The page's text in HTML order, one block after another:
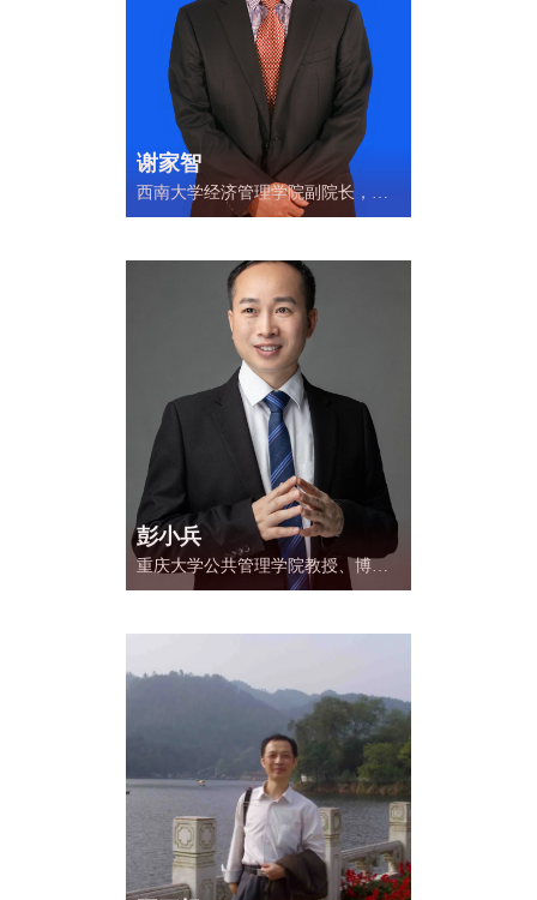
谢家智
西南大学经济管理学院副院长，教
授，博士生导师，重庆市金融学学
桥大学访问学者。
彭小兵
重庆大学公共管理学院教授、博士
后、博导，重庆大学公共经济与公
任，重庆市人口学会常务理事，中
共重庆市委组织部领导干部考试中
心面试考官，重庆市突发事件卫生
应急专家咨询委员会委员，重庆市
人力资源和社会保障局、重庆市公
务员局优秀师资库教师。首批重庆
市高等学校青年骨干教师，重庆大
学“先进工作者”，获“优秀青年教师
奖”、“黄尚廉院士青年创